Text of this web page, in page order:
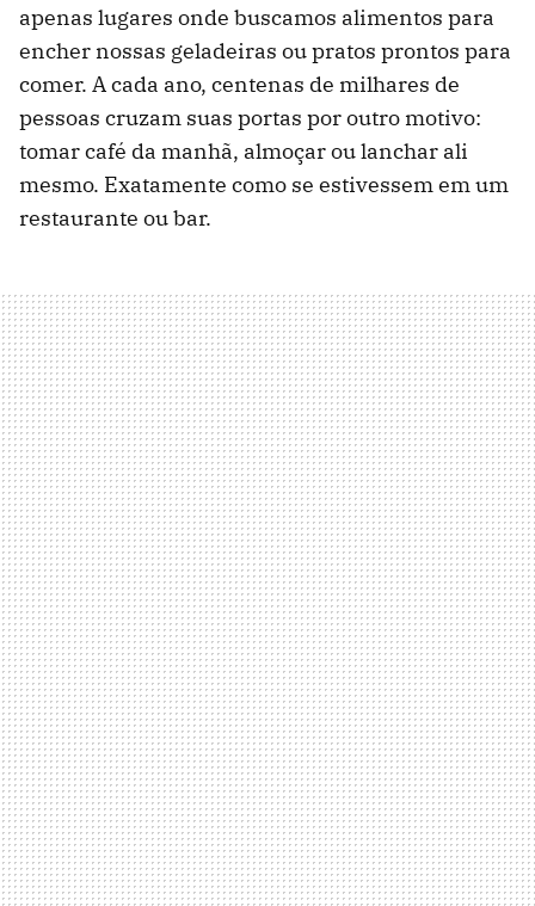
apenas lugares onde buscamos alimentos para
encher nossas geladeiras ou pratos prontos para
comer. A cada ano, centenas de milhares de
pessoas cruzam suas portas por outro motivo:
tomar café da manhã, almoçar ou lanchar ali
mesmo. Exatamente como se estivessem em um
restaurante ou bar.